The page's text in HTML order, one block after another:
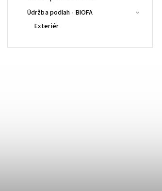
Údržba podlah - BIOFA
Exteriér